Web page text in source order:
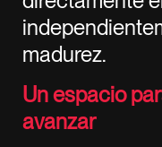
madurez.
Un espacio
avanzar